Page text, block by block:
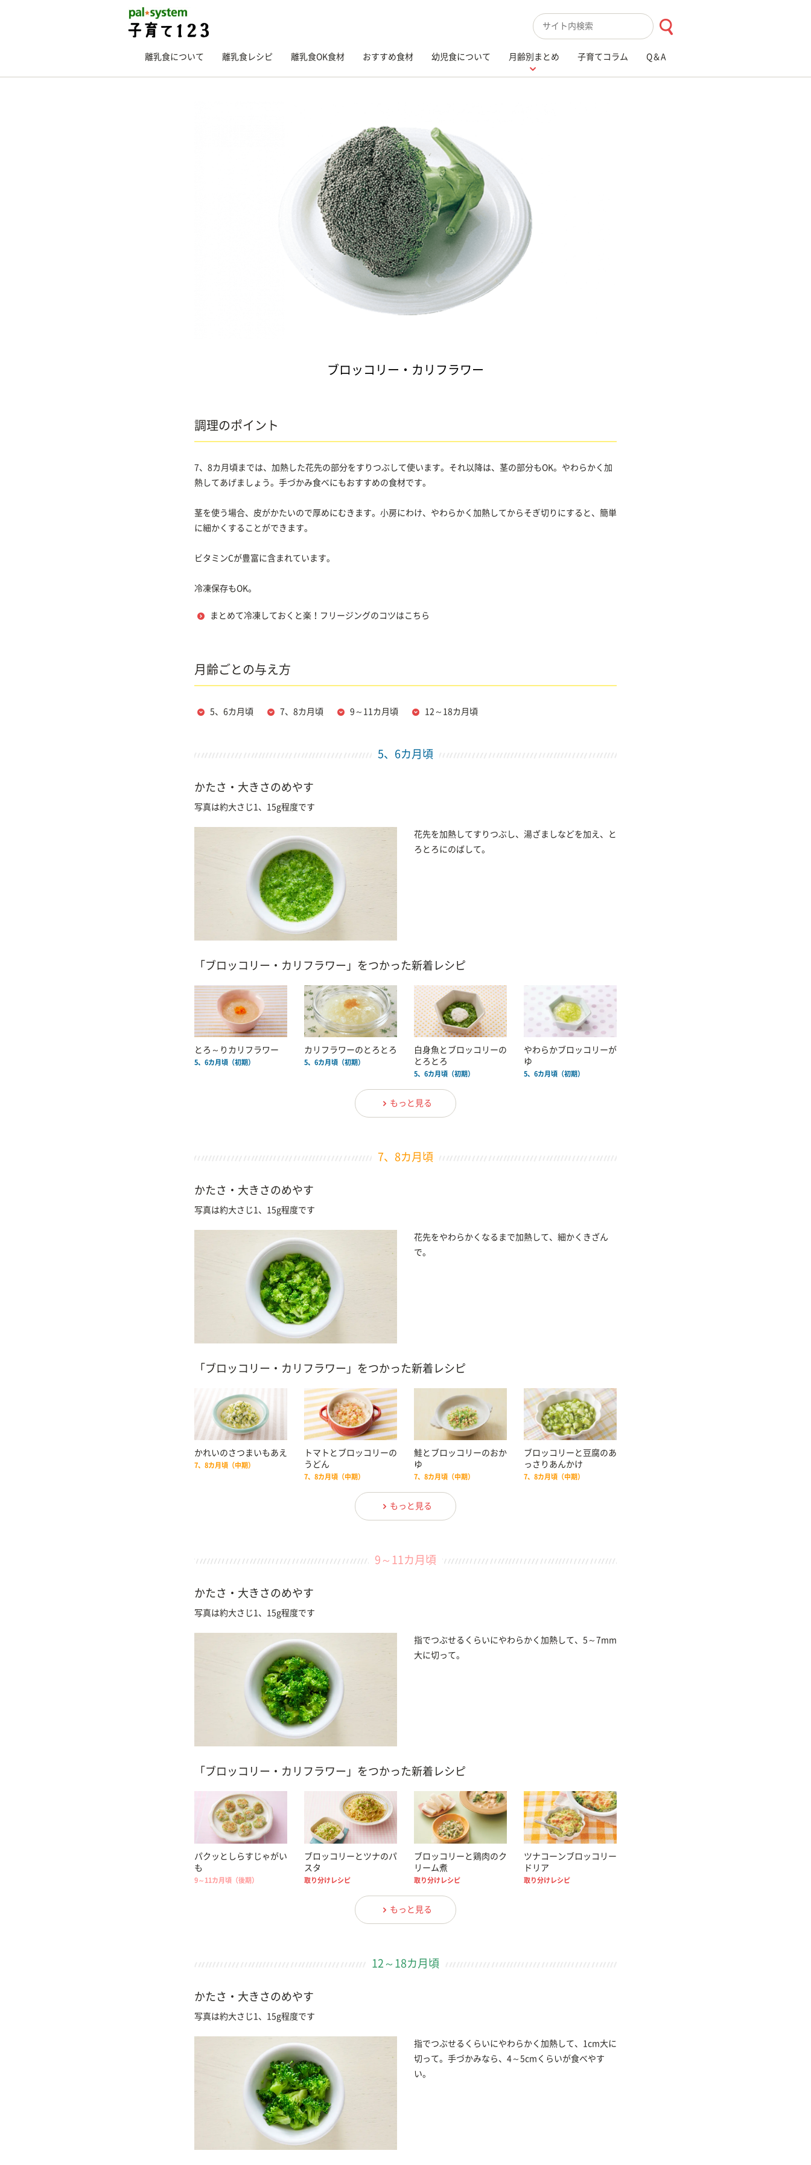
検索キーワード入力
離乳食について 離乳食レシピ 離乳食OK食材 おすすめ食材 幼児食について 月齢別まとめ 子育てコラム Q＆A
ブロッコリー・カリフラワー
調理のポイント
7、8カ月頃までは、加熱した花先の部分をすりつぶして使います。それ以降は、茎の部分もOK。やわらかく加
熱してあげましょう。手づかみ食べにもおすすめの食材です。
茎を使う場合、皮がかたいので厚めにむきます。小房にわけ、やわらかく加熱してからそぎ切りにすると、簡単
に細かくすることができます。
ビタミンCが豊富に含まれています。
冷凍保存もOK。
まとめて冷凍しておくと楽！フリージングのコツはこちら
月齢ごとの与え方
5、6カ月頃 7、8カ月頃 9～11カ月頃 12～18カ月頃
5、6カ月頃
かたさ・大きさのめやす
写真は約大さじ1、15g程度です
花先を加熱してすりつぶし、湯ざましなどを加え、と
ろとろにのばして。
「ブロッコリー・カリフラワー」をつかった新着レシピ
とろ～りカリフラワー
5、6カ月頃（初期）
カリフラワーのとろとろ
5、6カ月頃（初期）
白身魚とブロッコリーの
とろとろ
5、6カ月頃（初期）
やわらかブロッコリーが
ゆ
5、6カ月頃（初期）
もっと見る
7、8カ月頃
かたさ・大きさのめやす
写真は約大さじ1、15g程度です
花先をやわらかくなるまで加熱して、細かくきざん
で。
「ブロッコリー・カリフラワー」をつかった新着レシピ
かれいのさつまいもあえ
7、8カ月頃（中期）
トマトとブロッコリーの
うどん
7、8カ月頃（中期）
鮭とブロッコリーのおか
ゆ
7、8カ月頃（中期）
ブロッコリーと豆腐のあ
っさりあんかけ
7、8カ月頃（中期）
もっと見る
9～11カ月頃
かたさ・大きさのめやす
写真は約大さじ1、15g程度です
指でつぶせるくらいにやわらかく加熱して、5～7mm
大に切って。
「ブロッコリー・カリフラワー」をつかった新着レシピ
パクッとしらすじゃがい
も
9～11カ月頃（後期）
ブロッコリーとツナのパ
スタ
取り分けレシピ
ブロッコリーと鶏肉のク
リーム煮
取り分けレシピ
ツナコーンブロッコリー
ドリア
取り分けレシピ
もっと見る
12～18カ月頃
かたさ・大きさのめやす
写真は約大さじ1、15g程度です
指でつぶせるくらいにやわらかく加熱して、1cm大に
切って。手づかみなら、4～5cmくらいが食べやす
い。